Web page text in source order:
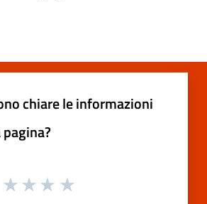
chiare le informazioni